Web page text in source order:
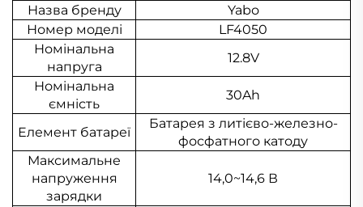
Назва бренду
Yabo
Номер моделі
LF4050
Номінальна
напруга
12.8V
Номінальна
ємність
30Ah
Елемент батареї
Батарея з литієво-железно-
фосфатного катоду
Максимальне
напруження
зарядки
14,0~14,6 В